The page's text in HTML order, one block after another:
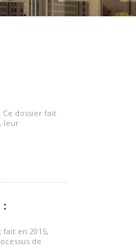
dossier fait
leur
:
en 2015,
de